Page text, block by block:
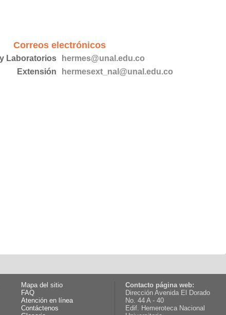
Correos electrónicos
Laboratorios
hermes@unal.edu.co
Extensión
hermesext_nal@unal.edu.co
Mapa del sitio
FAQ
Atención en línea
Contáctenos
Contacto página web:
Dirección Avenida El Dorado
No. 44 A - 40
Edif. Hemeroteca Nacional